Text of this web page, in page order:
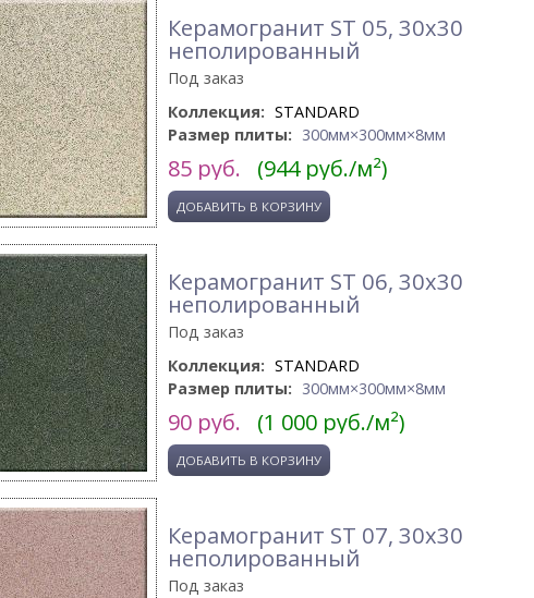
Керамогранит ST 05, 30x30
неполированный
Под заказ
Коллекция: STANDARD
Размер плиты: 300мм×300мм×8мм
85руб. (944 руб./м²)
Керамогранит ST 06, 30x30
неполированный
Под заказ
Коллекция: STANDARD
Размер плиты: 300мм×300мм×8мм
90руб. (1 000 руб./м²)
Керамогранит ST 07, 30x30
неполированный
Под заказ